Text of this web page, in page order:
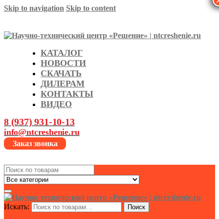
Skip to navigation Skip to content
КАТАЛОГ
НОВОСТИ
СКАЧАТЬ
ДИЛЕРАМ
КОНТАКТЫ
ВИДЕО
8 (937) 931-10-13
info@ntcreshenie.ru
Заказ звонка
Search
for:
Искать: Поиск